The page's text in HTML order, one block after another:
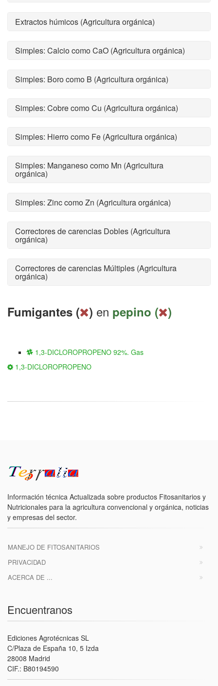
Extractos húmicos (Agricultura orgánica)
Simples: Calcio como CaO (Agricultura orgánica)
Simples: Boro como B (Agricultura orgánica)
Simples: Cobre como Cu (Agricultura orgánica)
Simples: Hierro como Fe (Agricultura orgánica)
Simples: Manganeso como Mn (Agricultura
orgánica)
Simples: Zinc como Zn (Agricultura orgánica)
Correctores de carencias Dobles (Agricultura
orgánica)
Correctores de carencias Múltiples (Agricultura
orgánica)
Fumigantes ( ) en pepino ( )
1,3-DICLOROPROPENO 92%. Gas
1,3-DICLOROPROPENO
Información técnica Actualizada sobre productos Fitosanitarios y
Nutricionales para la agricultura convencional y orgánica, noticias
y empresas del sector.
MANEJO DE FITOSANITARIOS
PRIVACIDAD
ACERCA DE ...
Encuentranos
Ediciones Agrotécnicas SL
C/Plaza de España 10, 5 Izda
28008 Madrid
CIF.: B80194590